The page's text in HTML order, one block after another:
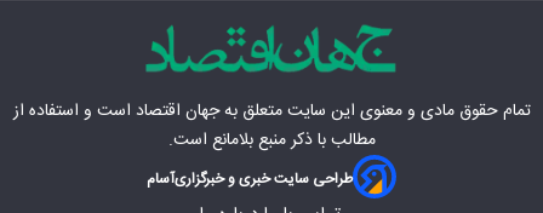
تمام حقوق مادی‌ و معنوی این سایت متعلق بهجهان اقتصاد است و استفاده از
مطالب با ذکر منبع بلامانع است.
طراحی سایت خبری و خبرگزاریآسام